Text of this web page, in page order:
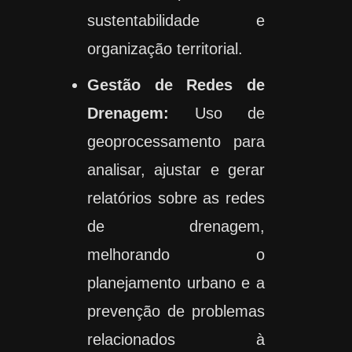
sustentabilidade e
organização territorial.
Gestão de Redes de
Drenagem: Uso de
geoprocessamento para
analisar, ajustar e gerar
relatórios sobre as redes
de drenagem,
melhorando o
planejamento urbano e a
prevenção de problemas
relacionados à